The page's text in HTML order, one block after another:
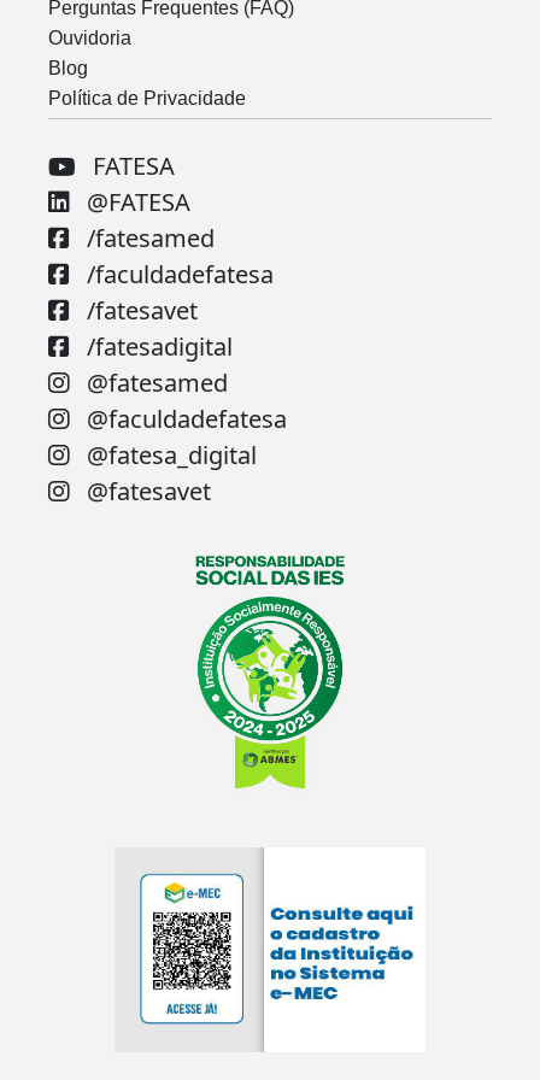
Perguntas Frequentes (FAQ)
Ouvidoria
Blog
Política de Privacidade
FATESA
@FATESA
/fatesamed
/faculdadefatesa
/fatesavet
/fatesadigital
@fatesamed
@faculdadefatesa
@fatesa_digital
@fatesavet